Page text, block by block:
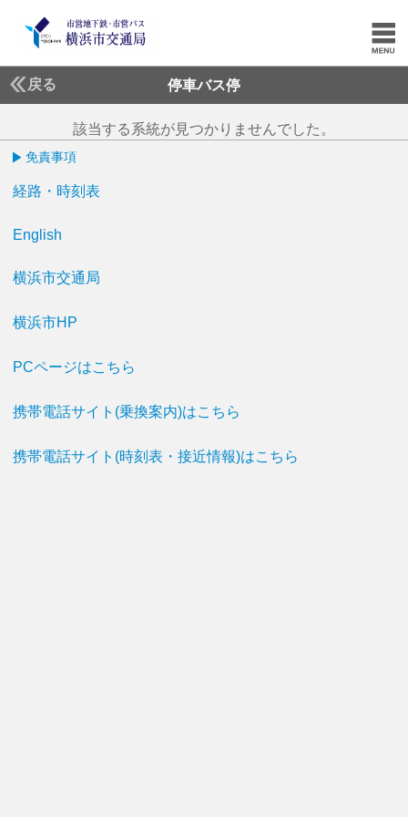
戻る 停車バス停
該当する系統が見つかりませんでした。
免責事項
経路・時刻表
English
横浜市交通局
横浜市HP
PCページはこちら
携帯電話サイト(乗換案内)はこちら
携帯電話サイト(時刻表・接近情報)はこちら